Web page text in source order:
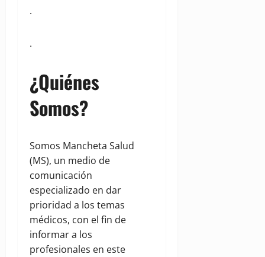
.
.
¿Quiénes
Somos?
Somos Mancheta Salud
(MS), un medio de
comunicación
especializado en dar
prioridad a los temas
médicos, con el fin de
informar a los
profesionales en este